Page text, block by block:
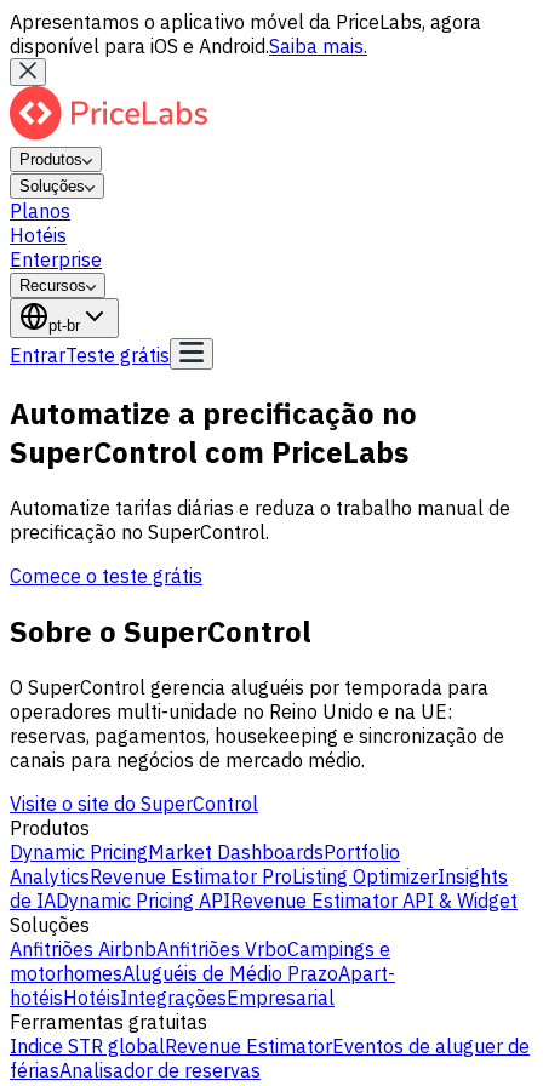
Apresentamos o aplicativo móvel da PriceLabs, agora
disponível para iOS e Android.Saiba mais.
Produtos
Soluções
Planos
Hotéis
Enterprise
Recursos
pt-br
EntrarTeste grátis
Automatize a precificação no
SuperControl com PriceLabs
Automatize tarifas diárias e reduza o trabalho manual de
precificação no SuperControl.
Comece o teste grátis
Sobre o SuperControl
O SuperControl gerencia aluguéis por temporada para
operadores multi-unidade no Reino Unido e na UE:
reservas, pagamentos, housekeeping e sincronização de
canais para negócios de mercado médio.
Visite o site do SuperControl
Produtos
Dynamic PricingMarket DashboardsPortfolio
AnalyticsRevenue Estimator ProListing OptimizerInsights
de IADynamic Pricing APIRevenue Estimator API & Widget
Soluções
Anfitriões AirbnbAnfitriões VrboCampings e
motorhomesAluguéis de Médio PrazoApart-
hotéisHotéisIntegraçõesEmpresarial
Ferramentas gratuitas
Indice STR globalRevenue EstimatorEventos de aluguer de
fériasAnalisador de reservas